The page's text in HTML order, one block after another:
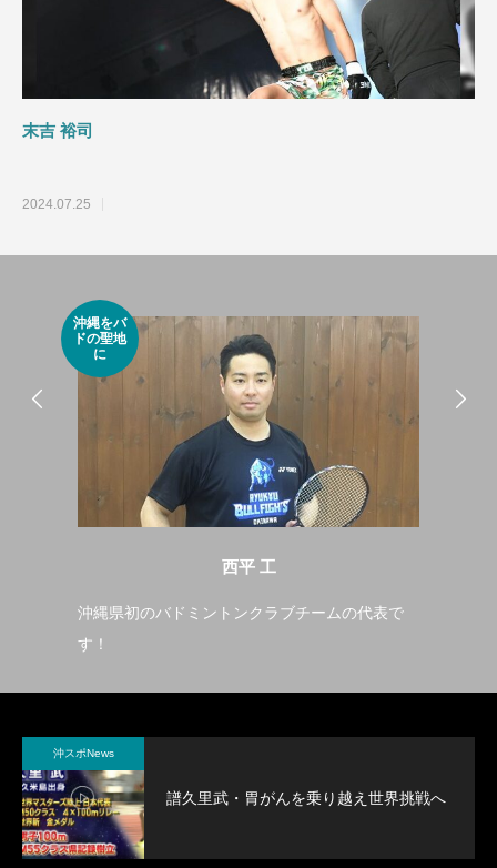
結果が出るとは限らない、でも才能が全て
球を操る技を磨く、制約の中での駆
を楽しむ
末吉 裕司
2024.07.25
沖縄をバ
ドの聖地
に
西平 工
沖縄県初のバドミントンクラブチームの代表で
す！
沖スポNews
譜久里武・胃がんを乗り越え世界挑戦へ